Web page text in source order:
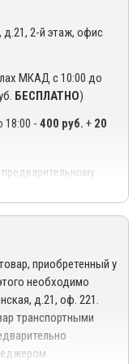
излучению;
в своей отрасли:
ГОСТ
от
2-й этаж, офис
МКАД с 10:00 до
БЕСПЛАТНО)
- 400 руб. + 20
либо до ближайшего
100 руб. за заказ
10 кг.
И
приобретенный у
необходимо
д.21, оф. 221.
транспортными